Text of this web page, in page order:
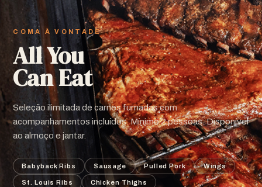
COMA À VONTADE
All You
Can Eat
Seleção ilimitada de carnes fumadas com
acompanhamentos incluídos. Mínimo 2 pessoas. Disponível
ao almoço e jantar.
Babyback Ribs Sausage Pulled Pork Wings
St. Louis Ribs Chicken Thighs